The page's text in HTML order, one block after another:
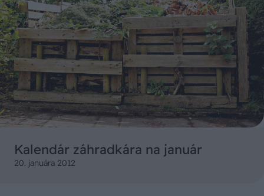
Kalendár záhradkára na január
20. januára 2012